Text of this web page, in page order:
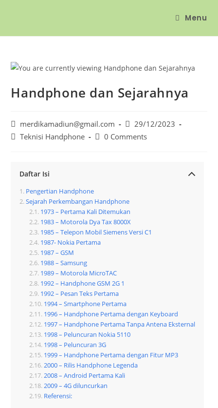
Menu
Handphone dan Sejarahnya
merdikamadiun@gmail.com
29/12/2023
Teknisi Handphone
0 Comments
Daftar Isi
Pengertian Handphone
Sejarah Perkembangan Handphone
1973 – Pertama Kali Ditemukan
1983 – Motorola Dya Tax 8000X
1985 – Telepon Mobil Siemens Versi C1
1987- Nokia Pertama
1987 – GSM
1988 – Samsung
1989 – Motorola MicroTAC
1992 – Handphone GSM 2G 1
1992 – Pesan Teks Pertama
1994 – Smartphone Pertama
1996 – Handphone Pertama dengan Keyboard
1997 – Handphone Pertama Tanpa Antena Eksternal
1998 – Peluncuran Nokia 5110
1998 – Peluncuran 3G
1999 – Handphone Pertama dengan Fitur MP3
2000 – Rilis Handphone Legenda
2008 – Android Pertama Kali
2009 – 4G diluncurkan
Referensi: